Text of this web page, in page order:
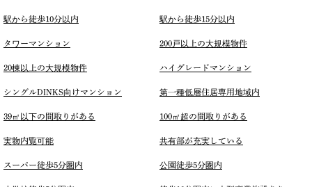
駅から徒歩10分以内 駅から徒歩15分以内
タワーマンション 200戸以上の大規模物件
20棟以上の大規模物件 ハイグレードマンション
シングルDINKS向けマンション 第一種低層住居専用地域内
39㎡以下の間取りがある 100㎡超の間取りがある
実物内覧可能 共有部が充実している
スーパー徒歩5分圏内 公園徒歩5分圏内